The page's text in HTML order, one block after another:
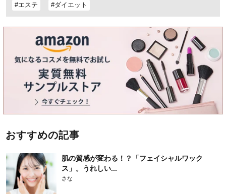
#エステ #ダイエット
おすすめの記事
肌の質感が変わる！？「フェイシャルワック
ス」。うれしい...
さな